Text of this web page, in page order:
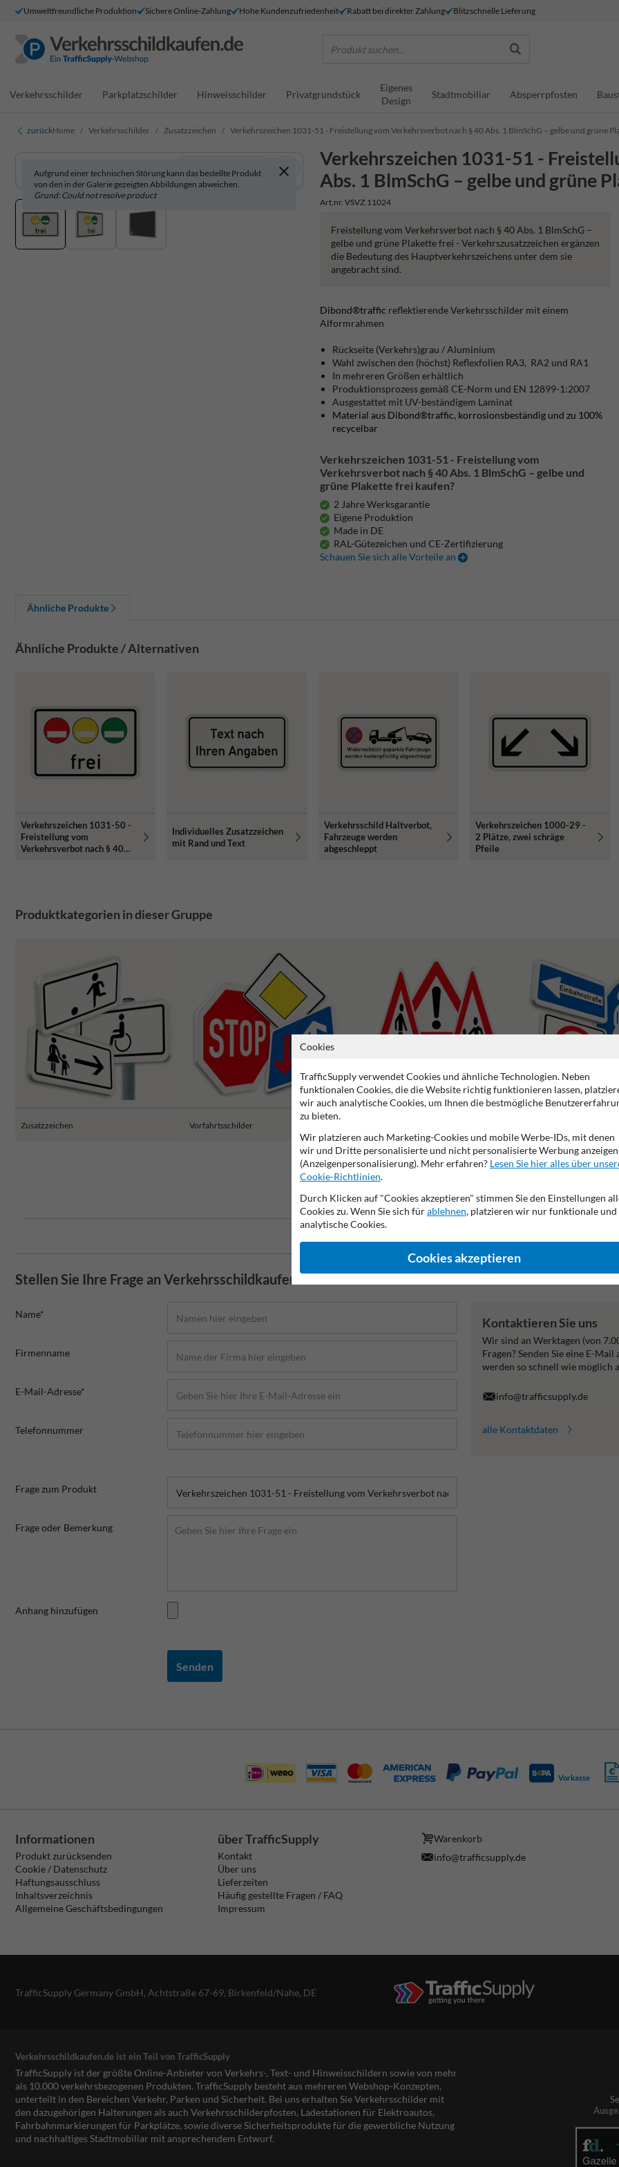
Umweltfreundliche Produktion Sichere Online-Zahlung Hohe Kundenzufriedenheit Rabatt bei direkter Zahlung Blitzschnelle Lieferung
Produkt suchen...
Verkehrsschilder Parkplatzschilder Hinweisschilder Privatgrundstück
Eigenes
Design
Stadtmobiliar Absperrpfosten
zurückHome Verkehrsschilder Zusatzzeichen Verkehrszeichen 1031-51 - Freistellung vom Verkehrsverbot nach § 40 Abs. 1 BlmSchG – gelbe und grüne
Verkehrszeichen 1031-51 -
Abs. 1 BlmSchG – gelbe und grüne
Art.nr. VSVZ.11024
Aufgrund einer technischen Störung kann das bestellte Produkt
von den in der Galerie gezeigten Abbildungen abweichen.
Grund: Could not resolve product
In 3D anzeigen
Freistellung vom Verkehrsverbot nach § 40 Abs. 1 BlmSchG –
gelbe und grüne Plakette frei - Verkehrszusatzzeichen ergänzen
die Bedeutung des Hauptverkehrszeichens unter dem sie
angebracht sind.
Dibond®traffic reflektierende Verkehrsschilder mit einem
Alformrahmen
Rückseite (Verkehrs)grau / Aluminium
Wahl zwischen den (höchst) Reflexfolien RA3, RA2 und RA1
In mehreren Größen erhältlich
Produktionsprozess gemäß CE-Norm und EN 12899-1:2007
Ausgestattet mit UV-beständigem Laminat
Material aus Dibond®traffic, korrosionsbeständig und zu 100%
recycelbar
Verkehrszeichen 1031-51 - Freistellung vom
Verkehrsverbot nach § 40 Abs. 1 BlmSchG – gelbe und
grüne Plakette frei kaufen?
2 Jahre Werksgarantie
Eigene Produktion
Made in DE
RAL-Gütezeichen und CE-Zertifizierung
Schauen Sie sich alle Vorteile an
Ähnliche Produkte
Ähnliche Produkte / Alternativen
Verkehrszeichen 1031-50 -
Freistellung vom
Verkehrsverbot nach § 40
Individuelles Zusatzzeichen
mit Rand und Text
Verkehrsschild Haltverbot,
Fahrzeuge werden
abgeschleppt
Verkehrszeichen 1000-29 -
2 Plätze, zwei schräge
Pfeile
Produktkategorien in dieser Gruppe
Zusatzzeichen Vorfahrtsschilder
2 Jahre Werksgarantie Eigene Produktion Made in DE
Stellen Sie Ihre Frage an Verkehrsschildkaufen.de
Name*
Firmenname
E-Mail-Adresse*
Telefonnummer
Frage zum Produkt
Frage oder Bemerkung
Anhang hinzufügen
Senden
Kontaktieren Sie uns
Wir sind an Werktagen (von
Fragen? Senden Sie eine E-Mail
werden so schnell wie möglich
info@trafficsupply.de
alle Kontaktdaten
Vorkasse
Informationen
Produkt zurücksenden
Cookie / Datenschutz
Haftungsausschluss
Inhaltsverzeichnis
Allgemeine Geschäftsbedingungen
über TrafficSupply
Kontakt
Über uns
Lieferzeiten
Häufig gestellte Fragen / FAQ
Impressum
Warenkorb
info@trafficsupply.de
TrafficSupply Germany GmbH, Achtstraße 67-69, Birkenfeld/Nahe, DE
Verkehrsschildkaufen.de ist ein Teil von TrafficSupply
TrafficSupply ist der größte Online-Anbieter von Verkehrs-, Text- und Hinweisschildern sowie von mehr
als 10.000 verkehrsbezogenen Produkten. TrafficSupply besteht aus mehreren Webshop-Konzepten,
unterteilt in den Bereichen Verkehr, Parken und Sicherheit. Bei uns erhalten Sie Verkehrsschilder mit
den dazugehörigen Halterungen als auch Verkehrsschilderpfosten, Ladestationen für Elektroautos,
Fahrbahnmarkierungen für Parkplätze, sowie diverse Sicherheitsprodukte für die gewerbliche Nutzung
und nachhaltiges Stadtmobiliar mit ansprechendem Entwurf.
Cookies
TrafficSupply verwendet Cookies und ähnliche Technologien. Neben
funktionalen Cookies, die die Website richtig funktionieren lassen,
wir auch analytische Cookies, um Ihnen die bestmögliche
zu bieten.
Wir platzieren auch Marketing-Cookies und mobile Werbe-IDs, mit denen
wir und Dritte personalisierte und nicht personalisierte Werbung anzeigen
(Anzeigenpersonalisierung). Mehr erfahren? Lesen Sie hier alles über
Cookie-Richtlinien.
Durch Klicken auf "Cookies akzeptieren" stimmen Sie den Einstellungen
Cookies zu. Wenn Sie sich fürablehnen, platzieren wir nur funktionale und
analytische Cookies.
Cookies akzeptieren